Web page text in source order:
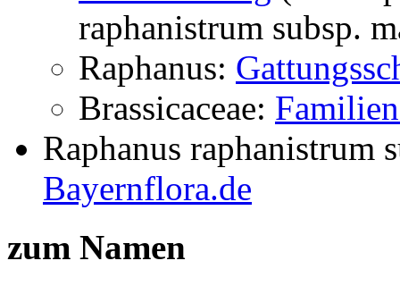
raphanistrum subsp.
Raphanus:
Brassicaceae:
Raphanus raphanistrum
Bayernflora.de
zum Namen